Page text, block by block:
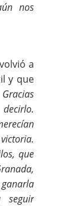
nos
a
y que
que
seguir